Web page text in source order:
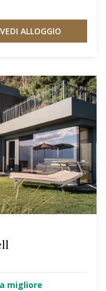
VEDI ALLOGGIO
migliore